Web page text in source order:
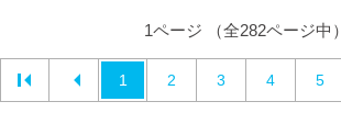
1ページ （全282ページ中）
1 2 3 4 5